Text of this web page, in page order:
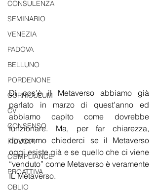
CONSULENZA
SEMINARIO
VENEZIA
PADOVA
BELLUNO
PORDENONE
CURRICULUM
CV
CONSENSO
FIDUCIA
COMPLIANCE
PROATTIVA
OBLIO
Di cos’è il Metaverso abbiamo già
parlato in marzo di quest’anno ed
abbiamo capito come dovrebbe
funzionare. Ma, per far chiarezza,
dovremmo chiederci se il Metaverso
oggi esiste già e se quello che ci viene
“venduto” come Metaverso è veramente
IL Metaverso.